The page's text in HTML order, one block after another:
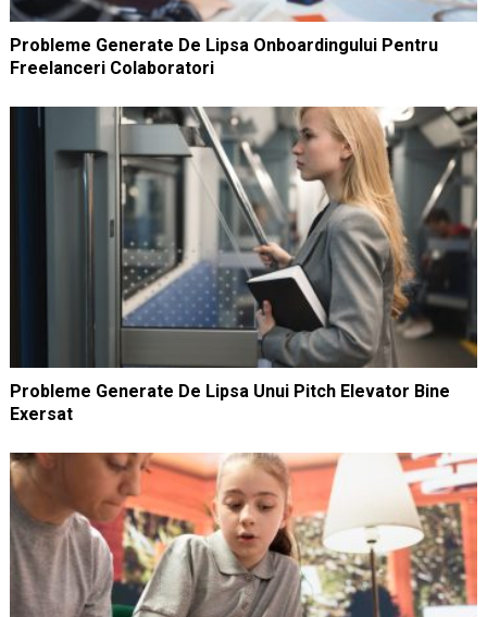
Probleme Generate De Lipsa Onboardingului Pentru
Freelanceri Colaboratori
Probleme Generate De Lipsa Unui Pitch Elevator Bine
Exersat